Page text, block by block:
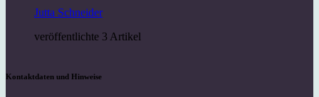
Jutta Schneider
veröffentlichte 3 Artikel
Kontaktdaten und Hinweise